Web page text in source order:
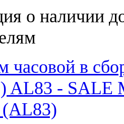
о наличии